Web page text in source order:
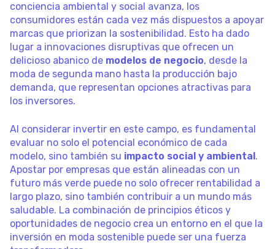
conciencia ambiental y social avanza, los
consumidores están cada vez más dispuestos a apoyar
marcas que priorizan la sostenibilidad. Esto ha dado
lugar a innovaciones disruptivas que ofrecen un
delicioso abanico de modelos de negocio, desde la
moda de segunda mano hasta la producción bajo
demanda, que representan opciones atractivas para
los inversores.
Al considerar invertir en este campo, es fundamental
evaluar no solo el potencial económico de cada
modelo, sino también su impacto social y ambiental.
Apostar por empresas que están alineadas con un
futuro más verde puede no solo ofrecer rentabilidad a
largo plazo, sino también contribuir a un mundo más
saludable. La combinación de principios éticos y
oportunidades de negocio crea un entorno en el que la
inversión en moda sostenible puede ser una fuerza